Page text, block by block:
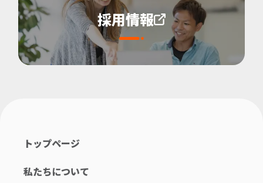
採用情報
トップページ
私たちについて